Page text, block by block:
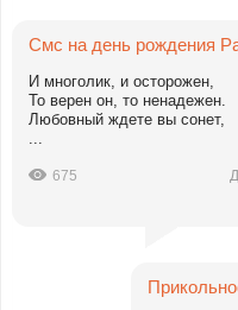
Смс на день рождения
И многолик, и осторожен,
То верен он, то ненадежен.
Любовный ждете вы сонет,
...
675